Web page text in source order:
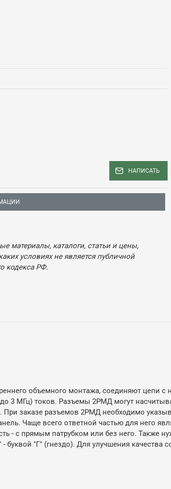
НАПИСАТЬ
материалы, каталоги, статьи и цены,
условиях не является публичной
кодекса РФ.
объемного монтажа, соединяют цепи
3 МГц) токов. Разъемы 2РМД могут
заказе разъемов 2РМД необходимо
Чаще всего ответной частью для него
- с прямым патрубком или без него. Также
"Г" (гнездо). Для улучшения